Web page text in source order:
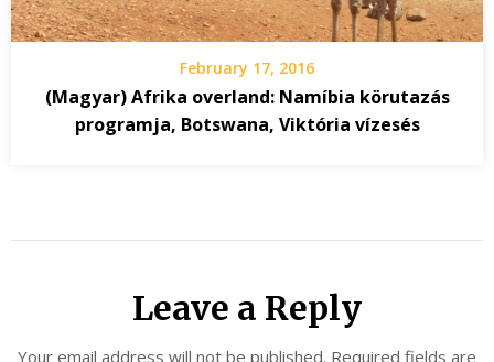
February 17, 2016
(Magyar) Afrika overland: Namíbia körutazás
programja, Botswana, Viktória vízesés
Leave a Reply
Your email address will not be published. Required fields are